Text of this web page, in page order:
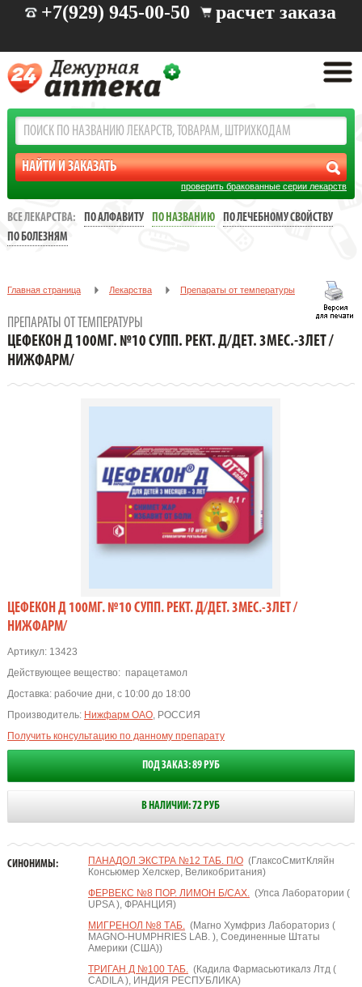
+7(929) 945-00-50 расчет заказа
проверить бракованные серии лекарств
ВСЕ ЛЕКАРСТВА: ПО АЛФАВИТУ ПО НАЗВАНИЮ
ПО ЛЕЧЕБНОМУ СВОЙСТВУ
ПО БОЛЕЗНЯМ
Главная страница Лекарства Препараты от температуры
НИЖФАРМ/
ПРЕПАРАТЫ ОТ ТЕМПЕРАТУРЫ
ЦЕФЕКОН Д 100МГ. №10 СУПП. РЕКТ. Д/ДЕТ. 3МЕС.-3ЛЕТ /
НИЖФАРМ/
ЦЕФЕКОН Д 100МГ. №10 СУПП. РЕКТ. Д/ДЕТ. 3МЕС.-3ЛЕТ /
НИЖФАРМ/
Артикул:13423
Действующее вещество: парацетамол
Доставка: рабочие дни, с 10:00 до 18:00
Производитель: Нижфарм ОАО, РОССИЯ
Получить консультацию по данному препарату
ПОД ЗАКАЗ: 89 РУБ
В НАЛИЧИИ: 72 РУБ
СИНОНИМЫ: ПАНАДОЛ ЭКСТРА №12 ТАБ. П/О(ГлаксоСмитКляйн
Консьюмер Хелскер, Великобритания)
ФЕРВЕКС №8 ПОР. ЛИМОН Б/САХ.(Упса Лаборатории (
UPSA ), ФРАНЦИЯ)
МИГРЕНОЛ №8 ТАБ.(Магно Хумфриз Лабораториз (
MAGNO-HUMPHRIES LAB. ), Соединенные Штаты
Америки (США))
ТРИГАН Д №100 ТАБ.(Кадила Фармасьютикалз Лтд (
CADILA ), ИНДИЯ РЕСПУБЛИКА)